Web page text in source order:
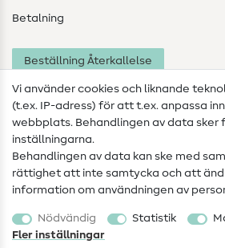
Betalning
Beställning Återkallelse
Vi använder cookies och liknande
(t.ex. IP-adress) för att t.ex. anpassa
webbplats. Behandlingen av data sker
inställningarna.
Behandlingen av data kan ske med
rättighet att inte samtycka och att
information om användningen av
Nödvändig Statistik
Fler inställningar
Företagsinformation Dataskydd
Ångerrätt